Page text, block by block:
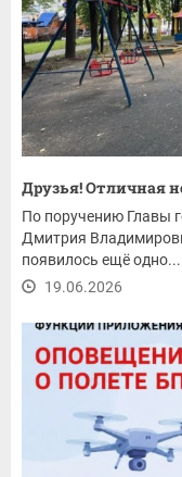
Друзья! Отличная
По поручению Главы
Дмитрия
появилось ещё одно...
19.06.2026